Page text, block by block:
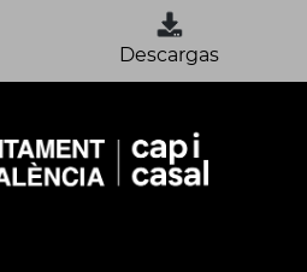
Descargas